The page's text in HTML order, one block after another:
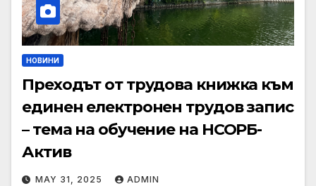
НОВИНИ
Преходът от трудова книжка към
единен електронен трудов запис
– тема на обучение на НСОРБ-
Актив
MAY 31, 2025 ADMIN